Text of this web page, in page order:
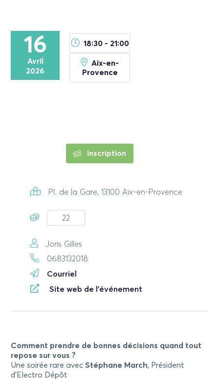
16
Avril
2026
18:30 - 21:00
Aix-en-
Provence
Inscription
Pl. de la Gare, 13100 Aix-en-Provence
22
Joris Gilles
0683132018
Courriel
Site web de l'événement
Comment prendre de bonnes décisions quand tout
repose sur vous ?
Une soirée rare avecStéphane March, Président
d’Electro Dépôt